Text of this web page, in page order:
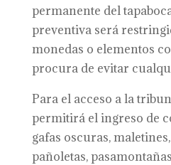
permanente del
preventiva será
monedas o elementos
procura de evitar
Para el acceso a la
permitirá el ingreso de
gafas oscuras,
pañoletas,